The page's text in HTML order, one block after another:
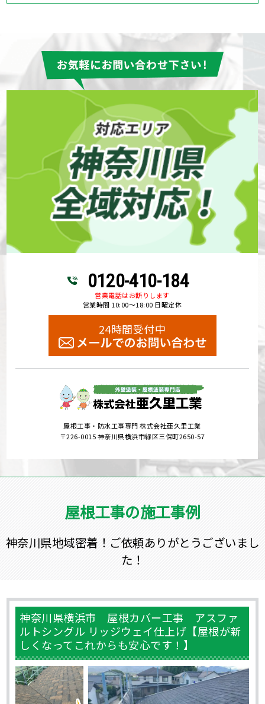
0120-410-184
営業電話はお断りします
営業時間 10:00～18:00 日曜定休
24時間受付中
屋根工事・防水工事専門 株式会社亜久里工業
〒226-0015 神奈川県横浜市緑区三保町2650-57
屋根工事の施工事例
神奈川県地域密着！ご依頼ありがとうございまし
た！
神奈川県横浜市 屋根カバー工事 アスファ
ルトシングル リッジウェイ仕上げ【屋根が新
しくなってこれからも安心です！】